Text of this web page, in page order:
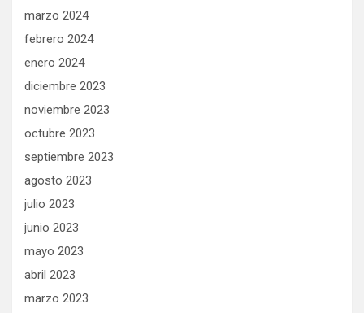
marzo 2024
febrero 2024
enero 2024
diciembre 2023
noviembre 2023
octubre 2023
septiembre 2023
agosto 2023
julio 2023
junio 2023
mayo 2023
abril 2023
marzo 2023